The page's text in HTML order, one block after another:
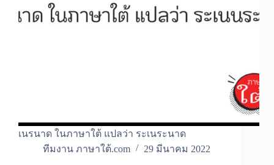
เนรนาด ในภาษาใต้ แปลว่า ระเนระนาด
ทีมงาน ภาษาใต้.com
29 มีนาคม 2022